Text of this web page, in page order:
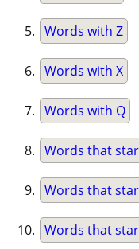
Words with Z
Words with X
Words with Q
Words that
Words that
Words that